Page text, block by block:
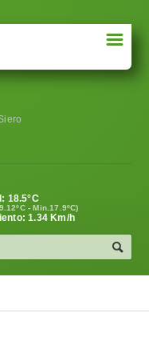
☰
18.5°C
- Min.17.9ºC)
1.34 Km/h